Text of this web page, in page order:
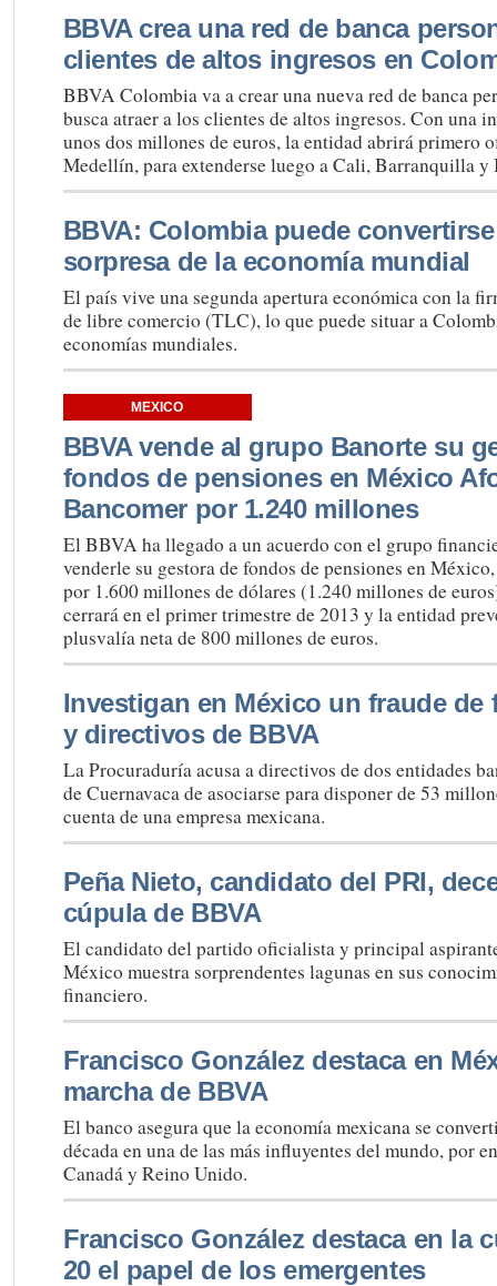
BBVA crea una red de banca
clientes de altos ingresos en
BBVA Colombia va a crear una nueva red de banca
busca atraer a los clientes de altos ingresos. Con una
unos dos millones de euros, la entidad abrirá primero
Medellín, para extenderse luego a Cali, Barranquilla y
BBVA: Colombia puede
sorpresa de la economía mundial
El país vive una segunda apertura económica con la
de libre comercio (TLC), lo que puede situar a
economías mundiales.
MEXICO
BBVA vende al grupo Banorte su
fondos de pensiones en México
Bancomer por 1.240 millones
El BBVA ha llegado a un acuerdo con el grupo
venderle su gestora de fondos de pensiones en
por 1.600 millones de dólares (1.240 millones de
cerrará en el primer trimestre de 2013 y la entidad
plusvalía neta de 800 millones de euros.
Investigan en México un fraude
y directivos de BBVA
La Procuraduría acusa a directivos de dos entidades
de Cuernavaca de asociarse para disponer de 53
cuenta de una empresa mexicana.
Peña Nieto, candidato del PRI,
cúpula de BBVA
El candidato del partido oficialista y principal
México muestra sorprendentes lagunas en sus
financiero.
Francisco González destaca en
marcha de BBVA
El banco asegura que la economía mexicana se
década en una de las más influyentes del mundo, por
Canadá y Reino Unido.
Francisco González destaca en la
20 el papel de los emergentes